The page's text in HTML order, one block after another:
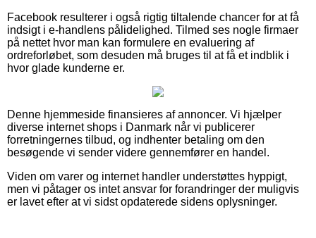
Facebook resulterer i også rigtig tiltalende chancer for at få
indsigt i e-handlens pålidelighed. Tilmed ses nogle firmaer
på nettet hvor man kan formulere en evaluering af
ordreforløbet, som desuden må bruges til at få et indblik i
hvor glade kunderne er.
Denne hjemmeside finansieres af annoncer. Vi hjælper
diverse internet shops i Danmark når vi publicerer
forretningernes tilbud, og indhenter betaling om den
besøgende vi sender videre gennemfører en handel.
Viden om varer og internet handler understøttes hyppigt,
men vi påtager os intet ansvar for forandringer der muligvis
er lavet efter at vi sidst opdaterede sidens oplysninger.